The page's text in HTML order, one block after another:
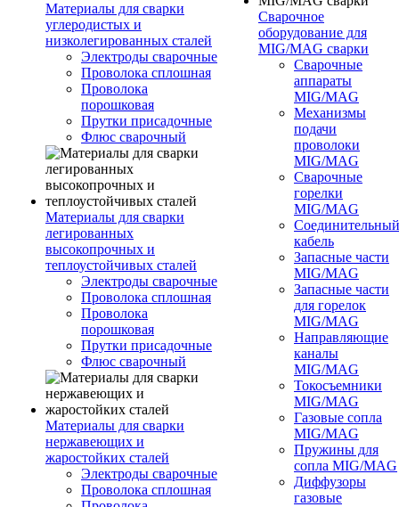
Материалы для сварки
углеродистых и
низколегированных сталей
Электроды сварочные
Проволока сплошная
Проволока
порошковая
Прутки присадочные
Флюс сварочный
Материалы для сварки
легированных
высокопрочных и
теплоустойчивых сталей
Электроды сварочные
Проволока сплошная
Проволока
порошковая
Прутки присадочные
Флюс сварочный
Материалы для сварки
нержавеющих и
жаростойких сталей
Электроды сварочные
Проволока сплошная
Сварочное
оборудование для
MIG/MAG сварки
Сварочные
аппараты
MIG/MAG
Механизмы
подачи
проволоки
MIG/MAG
Сварочные
горелки
MIG/MAG
Соединительный
кабель
Запасные части
MIG/MAG
Запасные части
для горелок
MIG/MAG
Направляющие
каналы
MIG/MAG
Токосъемники
MIG/MAG
Газовые сопла
MIG/MAG
Пружины для
сопла MIG/MAG
Диффузоры
газовые